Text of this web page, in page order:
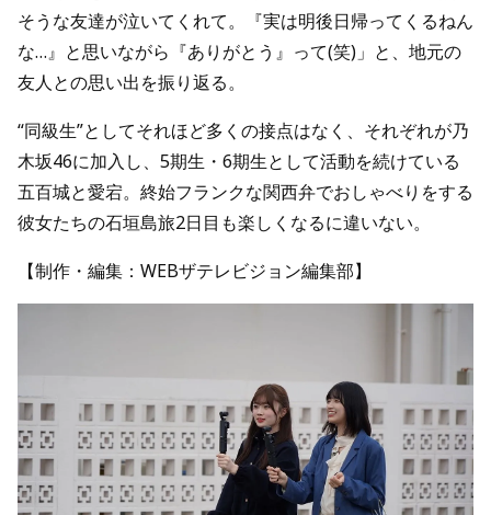
そうな友達が泣いてくれて。『実は明後日帰ってくるねん
な…』と思いながら『ありがとう』って(笑)」と、地元の
友人との思い出を振り返る。
“同級生”としてそれほど多くの接点はなく、それぞれが乃
木坂46に加入し、5期生・6期生として活動を続けている
五百城と愛宕。終始フランクな関西弁でおしゃべりをする
彼女たちの石垣島旅2日目も楽しくなるに違いない。
【制作・編集：WEBザテレビジョン編集部】